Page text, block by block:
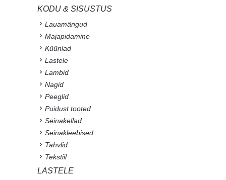
KODU & SISUSTUS
Lauamängud
Majapidamine
Küünlad
Lastele
Lambid
Nagid
Peeglid
Puidust tooted
Seinakellad
Seinakleebised
Tahvlid
Tekstiil
LASTELE